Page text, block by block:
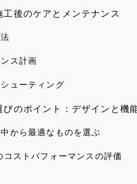
後のケアとメンテナンス
ス計画
ューティング
のポイント：デザインと機
から最適なものを選ぶ
ストパフォーマンスの評価